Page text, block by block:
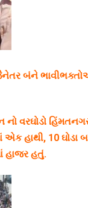
બંને
વરઘોડો
એક હાથી, 10 ઘોડા
હાજર હતું.